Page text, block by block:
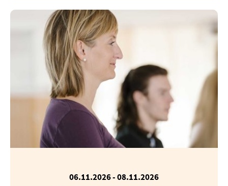
06.11.2026 - 08.11.2026